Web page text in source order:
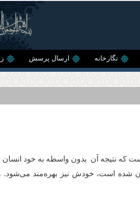
نگارخانه ارسال پرسش
که نتیجه‌ آن بدون واسطه به خود
شده است، خودش نیز بهره‌‌مند می‌شود.